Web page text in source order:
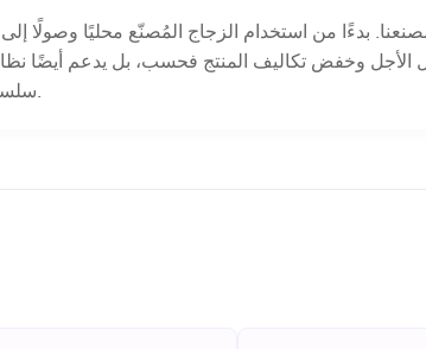
بدءًا من استخدام الزجاج المُصنّع محليًا وصولًا إلى
الأجل وخفض تكاليف المنتج فحسب، بل يدعم أيضًا